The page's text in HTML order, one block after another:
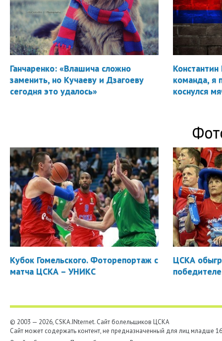
Ганчаренко: «Влашича сложно
заменить, но Кучаеву и Дзагоеву
сегодня это удалось»
Константин
команда, я
коснулся
Кубок Гомельского. Фоторепортаж с
матча ЦСКА – УНИКС
ЦСКА
© 2003 — 2026, CSKA.INternet. Cайт болельщиков ЦСКА
Сайт может содержать контент, не предназначенный для лиц младше